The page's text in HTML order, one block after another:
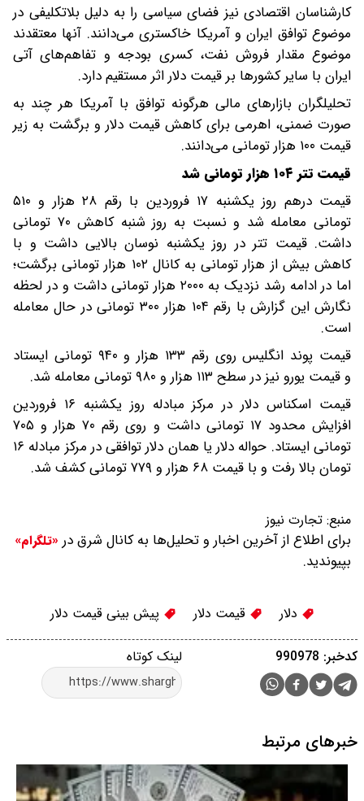
کارشناسان اقتصادی نیز فضای سیاسی را به دلیل بلاتکلیفی در
موضوع توافق ایران و آمریکا خاکستری می‌دانند. آنها معتقدند
موضوع مقدار فروش نفت، کسری بودجه و تفاهم‌های آتی
ایران با سایر کشورها بر قیمت دلار اثر مستقیم دارد.
تحلیلگران بازارهای مالی هرگونه توافق‌ با آمریکا هر چند به
صورت ضمنی، اهرمی برای کاهش قیمت دلار و برگشت به زیر
قیمت ۱۰۰ هزار تومانی می‌دانند.
قیمت تتر ۱۰۴ هزار تومانی شد
قیمت درهم روز یکشنبه ۱۷ فروردین با رقم ۲۸ هزار و ۵۱۰
تومانی معامله‌ شد و نسبت به روز شنبه کاهش ۷۰ تومانی
داشت. قیمت تتر در روز یکشنبه نوسان بالایی داشت و با
کاهش بیش از هزار تومانی به کانال ۱۰۲ هزار تومانی برگشت؛
اما در ادامه رشد نزدیک به ۲۰۰۰ هزار تومانی داشت و در لحظه
نگارش این گزارش با رقم ۱۰۴ هزار ۳۰۰ تومانی در حال معامله
است.
قیمت پوند انگلیس روی رقم ۱۳۳ هزار و ۹۴۰ تومانی ایستاد
و قیمت یورو نیز در سطح ۱۱۳ هزار و ۹۸۰ تومانی معامله شد.
قیمت اسکناس دلار در مرکز مبادله روز یکشنبه ۱۶ فروردین
افزایش محدود ۱۷ تومانی داشت و روی رقم ۷۰ هزار و ۷۰۵
تومانی ایستاد. حواله دلار یا همان دلار توافقی در مرکز مبادله ۱۶
تومان بالا رفت و با قیمت ۶۸ هزار و ۷۷۹ تومانی کشف شد.
منبع: تجارت نیوز
برای اطلاع از آخرین اخبار و تحلیل‌ها به کانال شرق در «تلگرام»
بپیوندید.
دلار قیمت دلار پیش بینی قیمت دلار
لینک کوتاه کدخبر: 990978
خبرهای مرتبط